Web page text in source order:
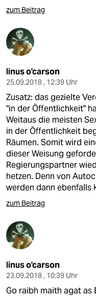
zum Beitrag
linus o'carson
25.09.2018 , 12:39 Uhr
Zusatz: das gezielte
"in der Öffentlichkeit"
Weitaus die meisten
in der Öffentlichkeit
Räumen. Somit wird
dieser Weisung
Regierungspartner
hetzen. Denn von
werden dann ebenfalls
zum Beitrag
linus o'carson
23.09.2018 , 10:39 Uhr
Go raibh maith agat as